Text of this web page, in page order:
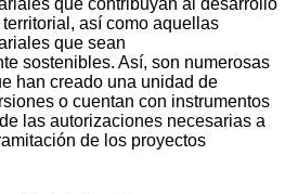
así como aquellas
que sean
sostenibles. Así, son numerosas
han creado una unidad de
o cuentan con instrumentos
las autorizaciones necesarias a
de los proyectos